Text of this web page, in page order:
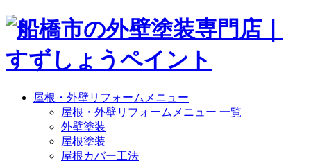
屋根・外壁リフォームメニュー
屋根・外壁リフォームメニュー 一覧
外壁塗装
屋根塗装
屋根カバー工法